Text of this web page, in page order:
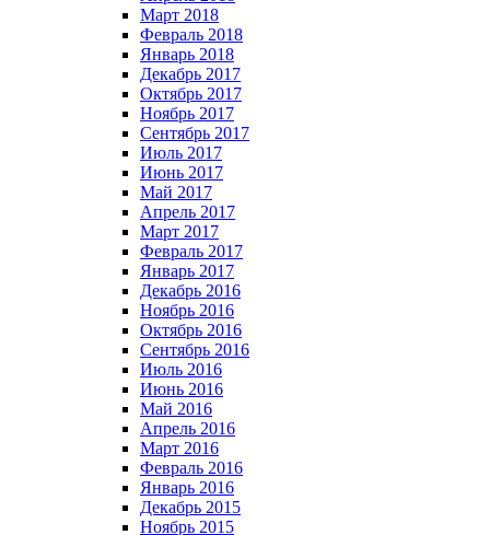
Март 2018
Февраль 2018
Январь 2018
Декабрь 2017
Октябрь 2017
Ноябрь 2017
Сентябрь 2017
Июль 2017
Июнь 2017
Май 2017
Апрель 2017
Март 2017
Февраль 2017
Январь 2017
Декабрь 2016
Ноябрь 2016
Октябрь 2016
Сентябрь 2016
Июль 2016
Июнь 2016
Май 2016
Апрель 2016
Март 2016
Февраль 2016
Январь 2016
Декабрь 2015
Ноябрь 2015